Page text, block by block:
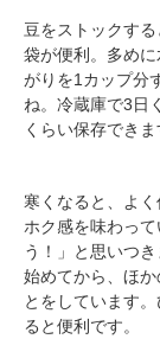
豆をストックす
袋が便利。多め
がりを1カップ分
ね。冷蔵庫で3日
くらい保存できま
寒くなると、よ
ホク感を味わっ
う！」と思いつ
始めてから、ほ
とをしています
ると便利です。